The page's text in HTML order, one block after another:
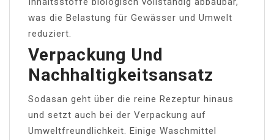
was die Belastung für Gewässer und Umwelt
reduziert.
Verpackung Und
Nachhaltigkeitsansatz
Sodasan geht über die reine Rezeptur hinaus
und setzt auch bei der Verpackung auf
Umweltfreundlichkeit. Einige Waschmittel